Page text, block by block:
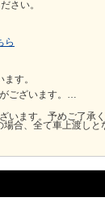
さい。
ら
す。
ございます。
り10tウイング車で
います。予めご了承く